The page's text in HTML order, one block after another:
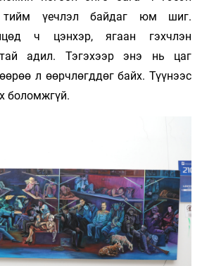
үечлэл байдаг юм шиг.
ч цэнхэр, ягаан гэхчлэн
адил. Тэгэхээр энэ нь цаг
л өөрчлөгддөг байх. Түүнээс
боломжгүй.